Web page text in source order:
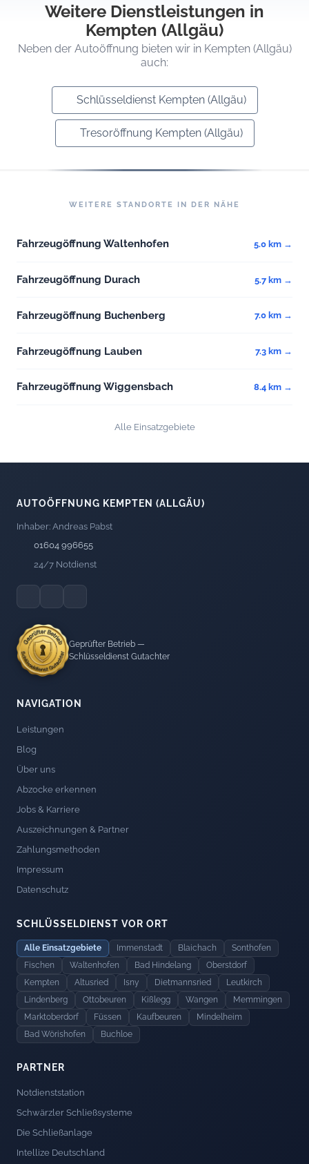
Weitere Dienstleistungen in
Kempten (Allgäu)
Neben der Autoöffnung bieten wir in Kempten (Allgäu)
auch:
Schlüsseldienst Kempten (Allgäu)
Tresoröffnung Kempten (Allgäu)
WEITERE STANDORTE IN DER NÄHE
Fahrzeugöffnung Waltenhofen 5.0 km →
Fahrzeugöffnung Durach 5.7 km →
Fahrzeugöffnung Buchenberg 7.0 km →
Fahrzeugöffnung Lauben 7.3 km →
Fahrzeugöffnung Wiggensbach 8.4 km →
Alle Einsatzgebiete
AUTOÖFFNUNG KEMPTEN (ALLGÄU)
Inhaber: Andreas Pabst
01604 996655
24/7 Notdienst
Geprüfter Betrieb —
Schlüsseldienst Gutachter
NAVIGATION
Leistungen
Blog
Über uns
Abzocke erkennen
Jobs & Karriere
Auszeichnungen & Partner
Zahlungsmethoden
Impressum
Datenschutz
SCHLÜSSELDIENST VOR ORT
Alle Einsatzgebiete Immenstadt Blaichach
Sonthofen
Fischen
Waltenhofen Bad Hindelang
Oberstdorf
Kempten
Altusried Isny Dietmannsried
Leutkirch
Lindenberg
Ottobeuren Kißlegg Wangen
Memmingen
Marktoberdorf
Füssen Kaufbeuren
Mindelheim
Bad Wörishofen
Buchloe
PARTNER
Notdienststation
Schwärzler Schließsysteme
Die Schließanlage
Intellize Deutschland